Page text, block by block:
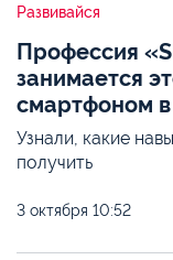
Развивайся
Профессия
занимается
смартфоном
Узнали, какие
получить
3 октября 10:52